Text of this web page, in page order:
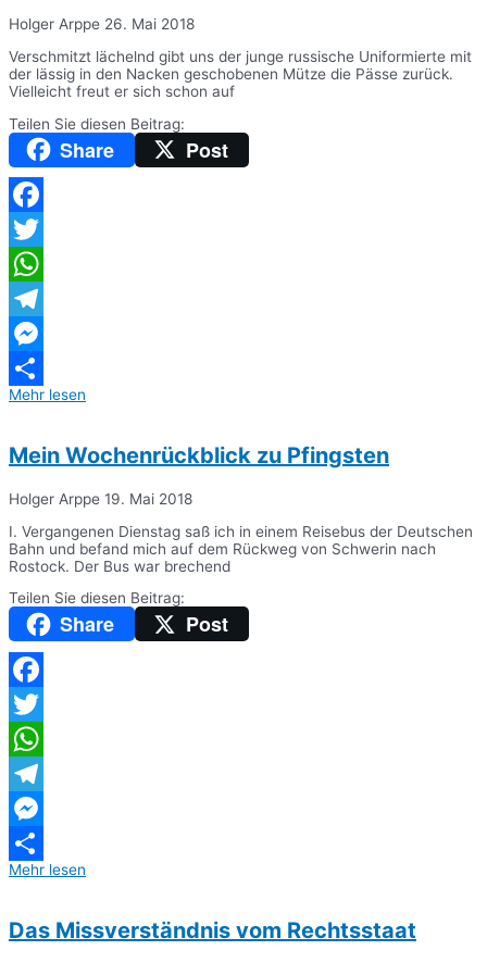
Holger Arppe 26. Mai 2018
Verschmitzt lächelnd gibt uns der junge russische Uniformierte mit
der lässig in den Nacken geschobenen Mütze die Pässe zurück.
Vielleicht freut er sich schon auf
Teilen Sie diesen Beitrag:
Share Post
Facebook
Twitter
WhatsApp
Telegram
Messenger
Teilen
Mehr lesen
Mein Wochenrückblick zu Pfingsten
Holger Arppe 19. Mai 2018
I. Vergangenen Dienstag saß ich in einem Reisebus der Deutschen
Bahn und befand mich auf dem Rückweg von Schwerin nach
Rostock. Der Bus war brechend
Teilen Sie diesen Beitrag:
Share Post
Facebook
Twitter
WhatsApp
Telegram
Messenger
Teilen
Mehr lesen
Das Missverständnis vom Rechtsstaat